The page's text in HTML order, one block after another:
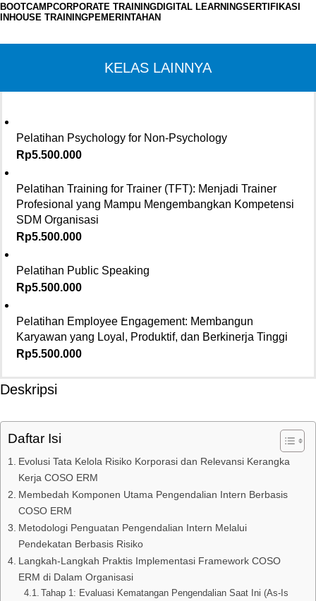
BOOTCAMPCORPORATE TRAININGDIGITAL LEARNINGSERTIFIKASI
INHOUSE TRAININGPEMERINTAHAN
KELAS LAINNYA
Pelatihan Psychology for Non-Psychology
Rp5.500.000
Pelatihan Training for Trainer (TFT): Menjadi Trainer
Profesional yang Mampu Mengembangkan Kompetensi
SDM Organisasi
Rp5.500.000
Pelatihan Public Speaking
Rp5.500.000
Pelatihan Employee Engagement: Membangun
Karyawan yang Loyal, Produktif, dan Berkinerja Tinggi
Rp5.500.000
Deskripsi
Daftar Isi
Evolusi Tata Kelola Risiko Korporasi dan Relevansi Kerangka
Kerja COSO ERM
Membedah Komponen Utama Pengendalian Intern Berbasis
COSO ERM
Metodologi Penguatan Pengendalian Intern Melalui
Pendekatan Berbasis Risiko
Langkah-Langkah Praktis Implementasi Framework COSO
ERM di Dalam Organisasi
Tahap 1: Evaluasi Kematangan Pengendalian Saat Ini (As-Is